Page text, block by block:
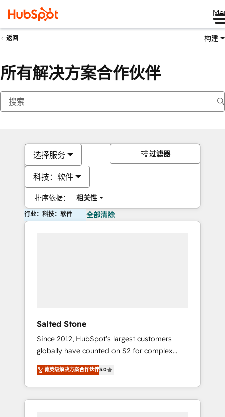
返回 构建
所有解决方案合作伙伴
选择服务
科技：软件
排序依据： 相关性
过滤器
行业：科技：软件 全部清除
Salted Stone
Since 2012, HubSpot’s largest customers
globally have counted on S2 for complex
migrations, change management, systems
integration, and creative solutions that
deliver measurable impact and transform
brand experiences As one of the few full-
菁英级解决方案合作伙伴5.0